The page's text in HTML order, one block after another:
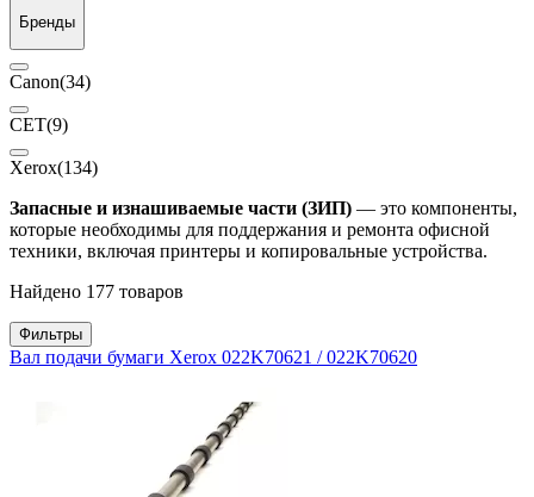
Бренды
Canon(34)
CET(9)
Xerox(134)
Запасные и изнашиваемые части (ЗИП) — это компоненты,
которые необходимы для поддержания и ремонта офисной
техники, включая принтеры и копировальные устройства.
Найдено 177 товаров
Фильтры
Вал подачи бумаги Xerox 022K70621 / 022K70620